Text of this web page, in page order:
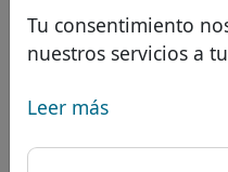
Tu consentimiento
nuestros servicios a
Leer más
Dominios
Dominios
Dominios de
Dominios
Descuentos
Transferir
Servicios
Protección de ID
Alojamiento DNS
WHOIS